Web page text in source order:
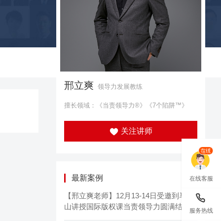
邢立爽 领导力发展教练
擅长领域：《当责领导力®》《7个陷阱™》
关注讲师
最新案例
【邢立爽老师】12月13-14日受邀到马鞍
山讲授国际版权课当责领导力圆满结束！
在线客服
服务热线